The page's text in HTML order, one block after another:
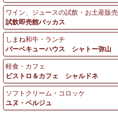
ワイン、ジュースの試飲・お土産販売
試飲即売館バッカス
しまね和牛・ランチ
バーベキューハウス シャトー弥山
軽食・カフェ
ビストロ＆カフェ シャルドネ
ソフトクリーム・コロッケ
ユヌ・ベルジュ